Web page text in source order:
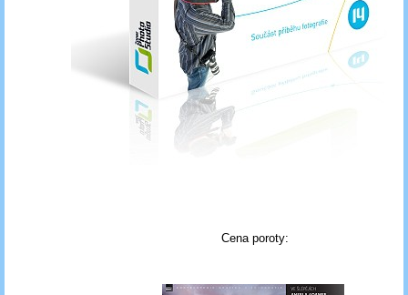
Cena poroty: